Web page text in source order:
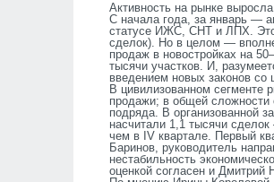
Активность на рынке
С начала года, за январь —
статусе ИЖС, СНТ и ЛПХ. Это
сделок). Но в целом —
продаж в новостройках на 50–
тысячи участков. И,
введением новых законов
В цивилизованном сегменте
продажи; в общей сложности
подряда. В организованной
насчитали 1,1 тысячи
чем в IV квартале. Первый
Баринов, руководитель
нестабильность
оценкой согласен и Дмитрий